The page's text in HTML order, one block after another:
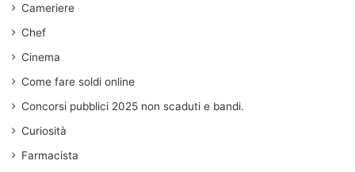
Cameriere
Chef
Cinema
Come fare soldi online
Concorsi pubblici 2025 non scaduti e bandi.
Curiosità
Farmacista